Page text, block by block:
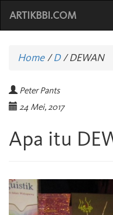
ARTIKBBI.COM
Home/D /DEWAN
Peter Pants
24 Mei, 2017
Apa itu